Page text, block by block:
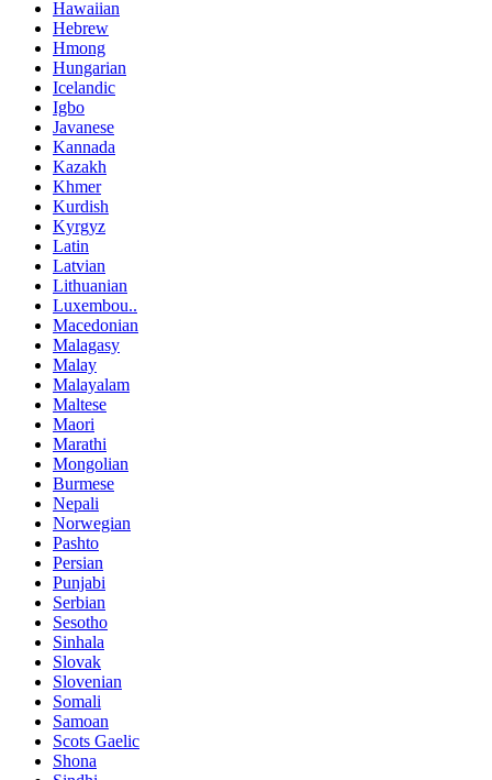
Hawaiian
Hebrew
Hmong
Hungarian
Icelandic
Igbo
Javanese
Kannada
Kazakh
Khmer
Kurdish
Kyrgyz
Latin
Latvian
Lithuanian
Luxembou..
Macedonian
Malagasy
Malay
Malayalam
Maltese
Maori
Marathi
Mongolian
Burmese
Nepali
Norwegian
Pashto
Persian
Punjabi
Serbian
Sesotho
Sinhala
Slovak
Slovenian
Somali
Samoan
Scots Gaelic
Shona